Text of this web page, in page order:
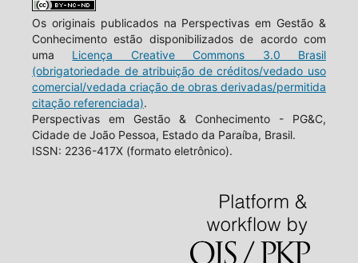
Os originais publicados na Perspectivas em Gestão &
Conhecimento estão disponibilizados de acordo com
uma Licença Creative Commons 3.0 Brasil
(obrigatoriedade de atribuição de créditos/vedado uso
comercial/vedada criação de obras derivadas/permitida
citação referenciada).
Perspectivas em Gestão & Conhecimento - PG&C,
Cidade de João Pessoa, Estado da Paraíba, Brasil.
ISSN: 2236-417X (formato eletrônico).